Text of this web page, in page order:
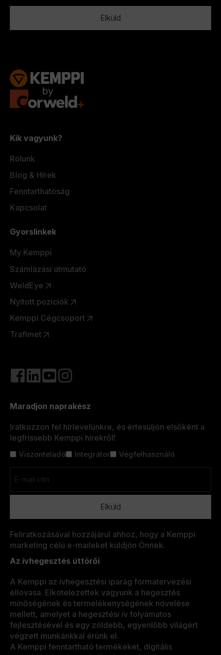
*
Kik vagyunk?
Rólunk
Blog & Hírek
Fenntarthatóság
Kapcsolat
Gyorslinkek
My Kemppi
Számlázási útmutató
WeldEye
Nyitott pozíciók
Kemppi Cégcsoport
Trafimet
Maradjon naprakész
Iratkozzon fel hírlevelünkre, és értesüljön elsőként a
legfrissebb Kemppi hírekről!
CímViszonteladó Integrátor Végfelhasználó
(Kötelező)
Feliratkozásával hozzájárul ahhoz, hogy a Kemppi
marketing célú e-maileket küldjön Önnek.
Az ívhegesztés úttörői
A Kemppi az ívhegesztési iparág formatervezési
éllovasa. Elkötelezettek vagyunk a hegesztés
minőségének és termelékenységének növelése
mellett, amelyet a hegesztési ív folyamatos
fejlesztésével és egy zöldebb, egyenlőbb világért
végzett munkánkkal érünk el.
A Kemppi fenntartható termékeket, digitális